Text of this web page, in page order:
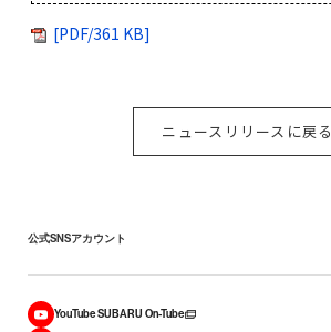
[PDF/361 KB]
ニュースリリースに戻る
公式SNSアカウント
YouTube SUBARU On-Tube